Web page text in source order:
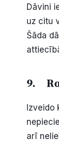
Dāvini
uz citu
Šāda
9.
arī